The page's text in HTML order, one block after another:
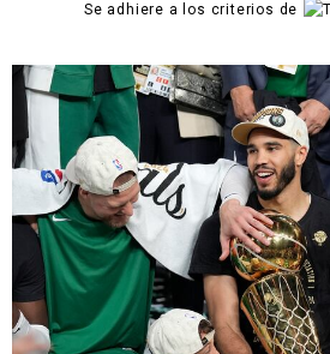
Se adhiere a los criterios de